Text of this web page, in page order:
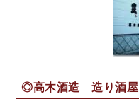
◎高木酒造 造り酒屋